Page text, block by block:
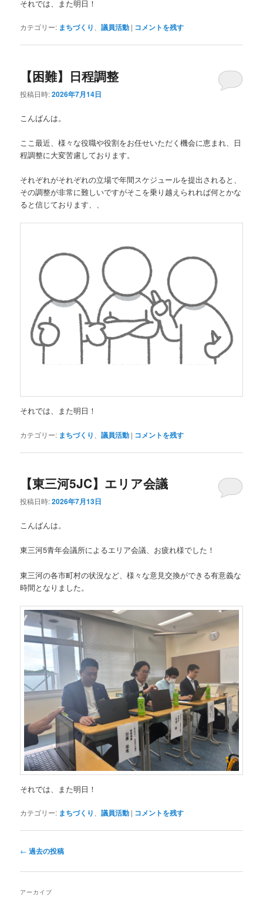
それでは、また明日！
カテゴリー: まちづくり 、議員活動 | コメントを残す
【困難】日程調整
投稿日時:2026年7月14日
こんばんは。
ここ最近、様々な役職や役割をお任せいただく機会に恵まれ、日
程調整に大変苦慮しております。
それぞれがそれぞれの立場で年間スケジュールを提出されると、
その調整が非常に難しいですがそこを乗り越えられれば何とかな
ると信じております、、
それでは、また明日！
カテゴリー: まちづくり 、議員活動 | コメントを残す
【東三河5JC】エリア会議
投稿日時:2026年7月13日
こんばんは。
東三河5青年会議所によるエリア会議、お疲れ様でした！
東三河の各市町村の状況など、様々な意見交換ができる有意義な
時間となりました。
それでは、また明日！
カテゴリー: まちづくり 、議員活動 | コメントを残す
投
ナ
← 過去の投稿
アーカイブ